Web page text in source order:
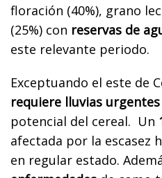
floración (40%), grano
(25%) con reservas de
este relevante periodo.
Exceptuando el este de
requiere lluvias urgentes
potencial del cereal. Un
afectada por la escasez
en regular estado.